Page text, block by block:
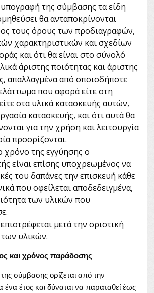
της σύμβασης τα είδη
θα ανταποκρίνονται
τους όρους των προδιαγραφών,
χαρακτηριστικών και σχεδίων
και ότι θα είναι στο σύνολό
άριστης ποιότητας και άριστης
απαλλαγμένα από οποιοδήποτε
που αφορά είτε στη
στα υλικά κατασκευής αυτών,
κατασκευής, και ότι αυτά θα
για την χρήση και λειτουργία
προορίζονται.
χρόνο της εγγύησης ο
είναι επίσης υποχρεωμένος να
του δαπάνες την επισκευή κάθε
που οφείλεται αποδεδειγμένα,
των υλικών που
μετά την οριστική
υλικών.
και χρόνος παράδοσης
σύμβασης ορίζεται από την
ένα έτος και δύναται να παραταθεί έως